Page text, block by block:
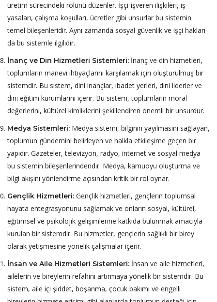
üretim sürecindeki rolünü düzenler. İşçi-işveren ilişkileri, iş
yasaları, çalışma koşulları, ücretler gibi unsurlar bu sistemin
temel bileşenleridir. Aynı zamanda sosyal güvenlik ve işçi hakları
da bu sistemle ilgilidir.
İnanç ve Din Hizmetleri Sistemleri: İnanç ve din hizmetleri,
toplumların manevi ihtiyaçlarını karşılamak için oluşturulmuş bir
sistemdir. Bu sistem, dini inançlar, ibadet yerleri, dini liderler ve
dini eğitim kurumlarını içerir. Bu sistem, toplumların moral
değerlerini, kültürel kimliklerini şekillendiren önemli bir unsurdur.
Medya Sistemleri: Medya sistemi, bilginin yayılmasını sağlayan,
toplumun gündemini belirleyen ve halkla etkileşime geçen bir
yapıdır. Gazeteler, televizyon, radyo, internet ve sosyal medya
bu sistemin bileşenlerindendir. Medya, kamuoyu oluşturma ve
bilgi akışını yönlendirme açısından kritik bir rol oynar.
Gençlik Hizmetleri: Gençlik hizmetleri, gençlerin toplumsal
hayata entegrasyonunu sağlamak ve onların sosyal, kültürel,
eğitimsel ve psikolojik gelişimlerine katkıda bulunmak amacıyla
kurulan bir sistemdir. Bu hizmetler, gençlerin sağlıklı bir birey
olarak yetişmesine yönelik çalışmalar içerir.
İnsan ve Aile Hizmetleri Sistemleri: İnsan ve aile hizmetleri,
ailelerin ve bireylerin refahını artırmaya yönelik bir sistemdir. Bu
sistem, aile içi şiddet, boşanma, çocuk bakımı ve engelli